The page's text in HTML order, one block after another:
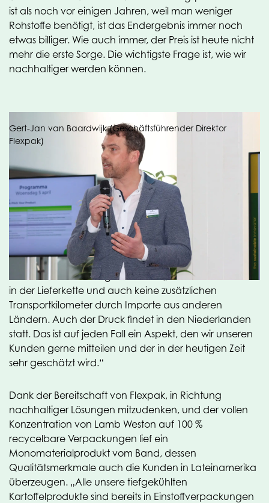
ist als noch vor einigen Jahren, weil man weniger
Rohstoffe benötigt, ist das Endergebnis immer noch
etwas billiger. Wie auch immer, der Preis ist heute nicht
mehr die erste Sorge. Die wichtigste Frage ist, wie wir
nachhaltiger werden können.
Gert-Jan van Baardwijk (Geschäftsführender Direktor
Flexpak)
Short chain
Was die Nachhaltigkeit betrifft, so erzählt Gert-Jan
nicht ohne Stolz, dass das gesamte OPE/PE in den
Flexpak-Verpackungen im Werk von Oerlemans
Plastics in Gießen hergestellt wird. „Also keine Probleme
in der Lieferkette und auch keine zusätzlichen
Transportkilometer durch Importe aus anderen
Ländern. Auch der Druck findet in den Niederlanden
statt. Das ist auf jeden Fall ein Aspekt, den wir unseren
Kunden gerne mitteilen und der in der heutigen Zeit
sehr geschätzt wird.“
Dank der Bereitschaft von Flexpak, in Richtung
nachhaltiger Lösungen mitzudenken, und der vollen
Konzentration von Lamb Weston auf 100 %
recycelbare Verpackungen lief ein
Monomaterialprodukt vom Band, dessen
Qualitätsmerkmale auch die Kunden in Lateinamerika
überzeugen. „Alle unsere tiefgekühlten
Kartoffelprodukte sind bereits in Einstoffverpackungen